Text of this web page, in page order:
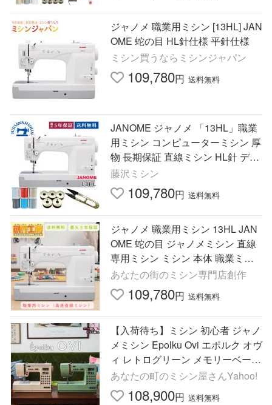
ジャノメ 職業用ミシン [13HL] JAN
OME 蛇の目 HL針仕様 平針仕様
ミシン買うならミシンジャパン
109,780円 送料無料
JANOME ジャノメ 「13HL」職業
用ミシン コンピューターミシン 厚
物 長期保証 直線ミシン HL針 デニ
ム 押え圧調整
藤沢ミシン
109,780円 送料無料
ジャノメ 職業用ミシン 13HL JAN
OME 蛇の目 ジャノメミシン 直線
専用ミシン ミシン 本体 職業ミシ
ン 直線専用 爆買
あなたの街のミシン専門店創作
109,780円 送料無料
【入荷待ち】ミシン 初心者 ジャノ
メミシン Epolku Ovi エポルク オヴ
ィ レトログリーン メモリーベージ
ュ コンピューター 自動糸調子 自
動糸切り JANOME 爆買
あなたの町のミシン屋さんYahoo!
108,900円 送料無料